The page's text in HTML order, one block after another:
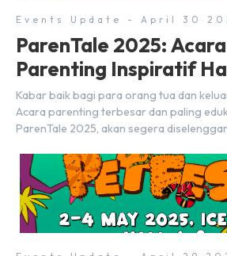
Events Update - April 30
ParenTale 2025: Acara
Parenting Inspiratif
BSD City!
Kabar baik bagi para orang tua dan
Acara parenting terbesar dan paling
ParenTale 2025, akan segera
5, ICE BSD, acara ini akan berlangsung
penuh, yaitu pada 2 hingga 4 Mei 2025.
oleh Parentstory dan […]